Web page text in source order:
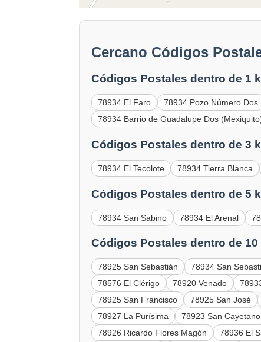
Cercano Códigos
Códigos Postales dentro de 1
78934 El Faro 78934 Pozo Número Dos
78934 Barrio de Guadalupe Dos
Códigos Postales dentro de 3
78934 El Tecolote 78934 Tierra Blanca
Códigos Postales dentro de 5
78934 San Sabino 78934 El Arenal
Códigos Postales dentro de 10
78925 San Sebastián 78934 San
78576 El Clérigo
78920 Venado
78925 San Francisco
78925 San José
78927 La Purísima
78923 San Cayetano
78926 Ricardo Flores Magón
78936 El